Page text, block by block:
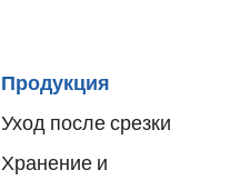
Sitemap
menu
Продукция
Уход после срезки
Хранение и